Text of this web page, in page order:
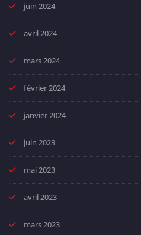
juin 2024
avril 2024
mars 2024
février 2024
janvier 2024
juin 2023
mai 2023
avril 2023
mars 2023